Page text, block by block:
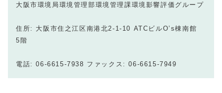
大阪市環境局環境管理部環境管理課環境影響評価グループ
住所: 大阪市住之江区南港北2-1-10 ATCビルO’s棟南館
5階
電話: 06-6615-7938 ファックス: 06-6615-7949